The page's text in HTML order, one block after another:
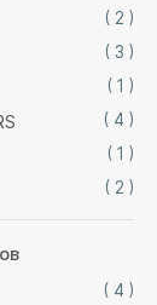
( 2 )
( 3 )
( 1 )
( 4 )
( 1 )
( 2 )
( 4 )